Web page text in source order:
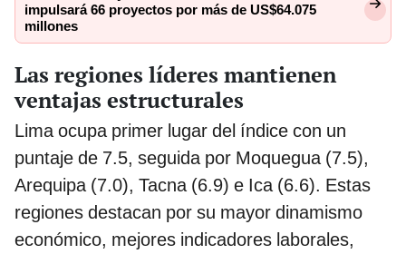
impulsará 66 proyectos por más de US$64.075
millones
Las regiones líderes mantienen
ventajas estructurales
Lima ocupa primer lugar del índice con un
puntaje de 7.5, seguida por Moquegua (7.5),
Arequipa (7.0), Tacna (6.9) e Ica (6.6). Estas
regiones destacan por su mayor dinamismo
económico, mejores indicadores laborales,